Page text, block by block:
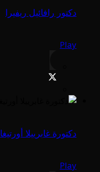
دكتور رافائيل ريفيرا
Play
دكتورة غابرييلا أورتيغا
Play